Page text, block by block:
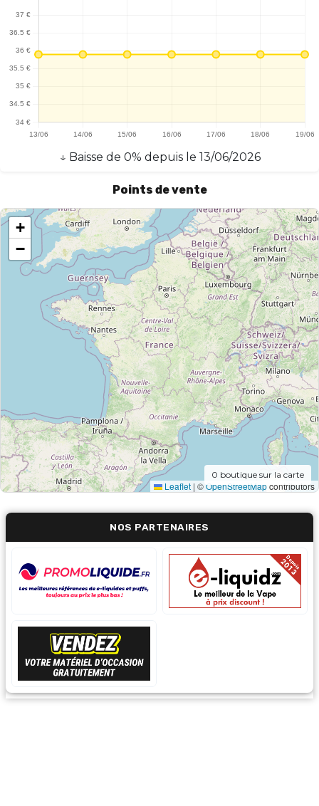
l'airflow permet un tirage personnalisé, qu'il soit aérien ou plus
serré. Compatible avec les résistances B Series, l'Aegis Boost 3
offre une flexibilité supplémentaire, permettant d'explorer
différentes plages de puissance. En conclusion, l'Aegis Boost 3 de
Geekvape est un choix judicieux pour ceux qui recherchent un
appareil fiable, performant et facile à utiliser, tout en offrant une
expérience de vape personnalisée.
↓ Baisse de 0% depuis le 13/06/2026
Points de vente
+
−
Leaflet | ©OpenStreetMapcontributors
0 boutique sur la carte
NOS PARTENAIRES